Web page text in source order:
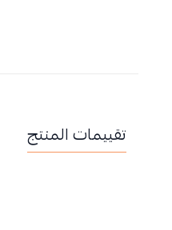
تقييمات المنتج